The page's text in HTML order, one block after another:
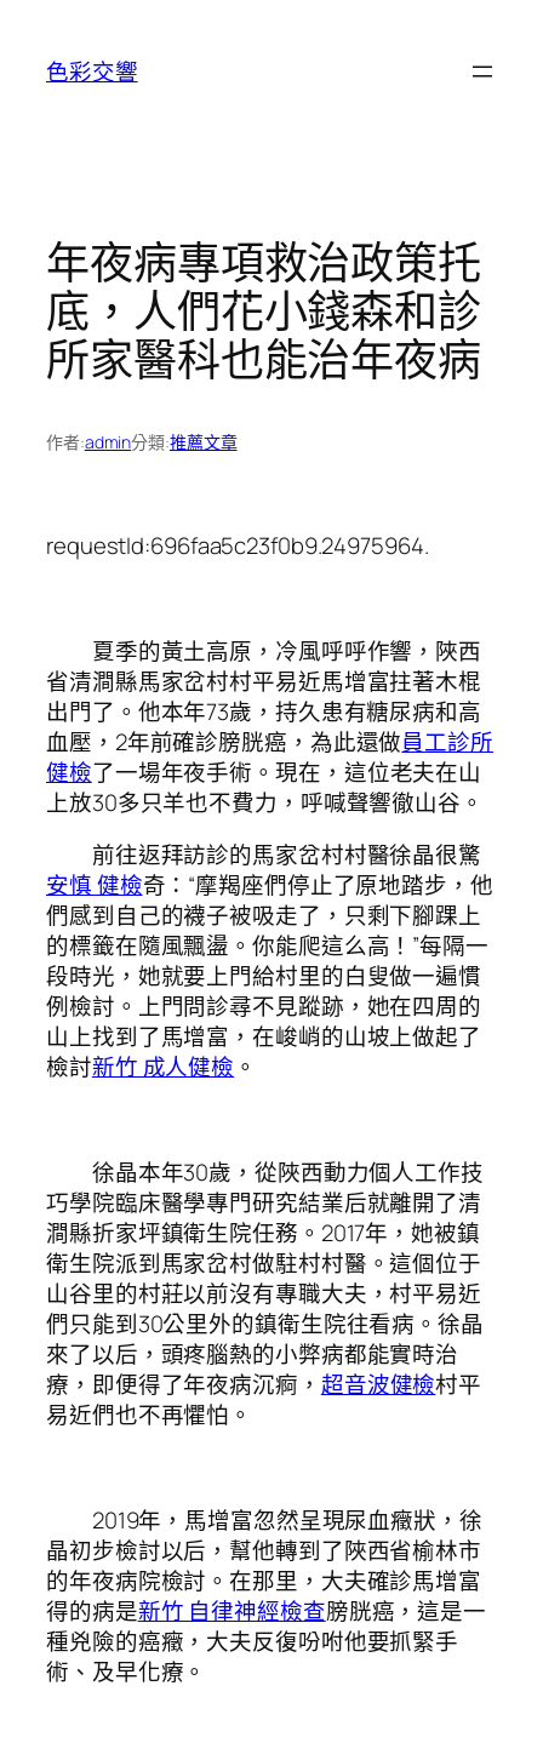
色彩交響
年夜病專項救治政策托
底，人們花小錢森和診
所家醫科也能治年夜病
作者:admin分類:推薦文章
requestId:696faa5c23f0b9.24975964.
夏季的黃土高原，冷風呼呼作響，陜西
省清澗縣馬家岔村村平易近馬增富拄著木棍
出門了。他本年73歲，持久患有糖尿病和高
血壓，2年前確診膀胱癌，為此還做員工診所
健檢了一場年夜手術。現在，這位老夫在山
上放30多只羊也不費力，呼喊聲響徹山谷。
前往返拜訪診的馬家岔村村醫徐晶很驚
安慎 健檢奇：“摩羯座們停止了原地踏步，他
們感到自己的襪子被吸走了，只剩下腳踝上
的標籤在隨風飄盪。你能爬這么高！”每隔一
段時光，她就要上門給村里的白叟做一遍慣
例檢討。上門問診尋不見蹤跡，她在四周的
山上找到了馬增富，在峻峭的山坡上做起了
檢討新竹 成人健檢 。
徐晶本年30歲，從陜西動力個人工作技
巧學院臨床醫學專門研究結業后就離開了清
澗縣折家坪鎮衛生院任務。2017年，她被鎮
衛生院派到馬家岔村做駐村村醫。這個位于
山谷里的村莊以前沒有專職大夫，村平易近
們只能到30公里外的鎮衛生院往看病。徐晶
來了以后，頭疼腦熱的小弊病都能實時治
療，即便得了年夜病沉痾， 超音波健檢村平
易近們也不再懼怕。
2019年，馬增富忽然呈現尿血癥狀，徐
晶初步檢討以后，幫他轉到了陜西省榆林市
的年夜病院檢討。在那里，大夫確診馬增富
得的病是新竹 自律神經檢查膀胱癌，這是一
種兇險的癌癥，大夫反復吩咐他要抓緊手
術、及早化療。